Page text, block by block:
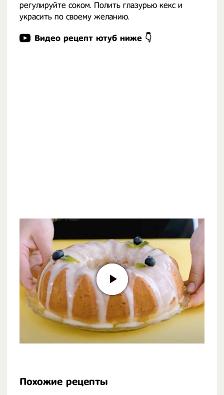
регулируйте соком. Полить глазурью кекс и
украсить по своему желанию.
Видео рецепт ютуб ниже 👇
Похожие рецепты